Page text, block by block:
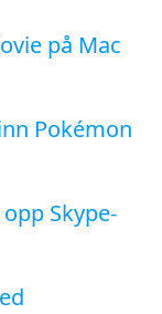
på Mac
Pokémon
Skype-